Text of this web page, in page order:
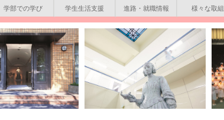
学部での学び 学生生活支援 進路・就職情報 様々な取組